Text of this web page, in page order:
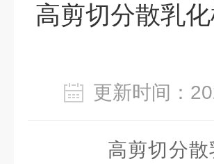
高剪切分散乳
更新时间
高剪切分散